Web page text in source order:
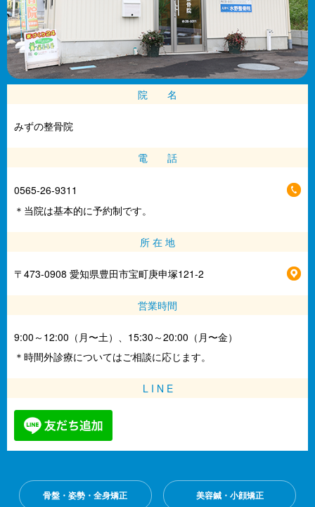
院 名
みずの整骨院
電 話
0565-26-9311
＊当院は基本的に予約制です。
所 在 地
〒473-0908 愛知県豊田市宝町庚申塚121-2
営業時間
9:00～12:00（月〜土）、15:30～20:00（月〜金）
＊時間外診療についてはご相談に応じます。
L I N E
骨盤・姿勢・全身矯正 美容鍼・小顔矯正